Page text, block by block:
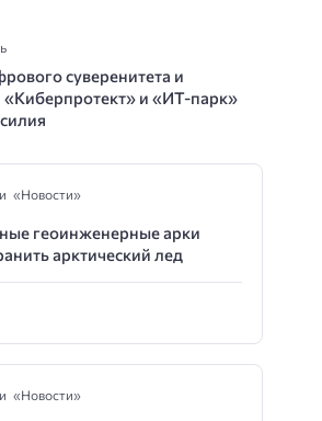
суверенитета и
и «ИТ-парк»
«Новости»
геоинженерные арки
арктический лед
«Новости»